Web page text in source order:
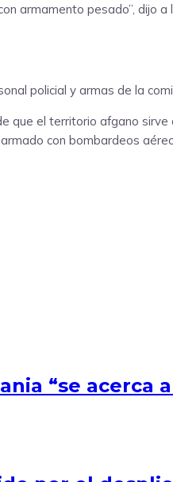
armamento pesado”, dijo
policial y armas de la
que el territorio afgano
con bombardeos
“se acerca